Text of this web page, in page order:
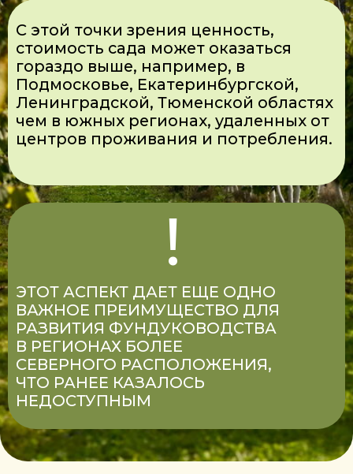
ПОДРОБНЕЕ — «ТРЕБОВАНИЯ К
УЧАСТКУ С ТОЧКИ ЗРЕНИЯ БИЗНЕС-
МОДЕЛИ» (БАЗА ЗНАНИЙ)
КЛЮЧЕВОЕ ВЛИЯНИЕ НА
АГРОТЕХНИКУ ОКАЗЫВАЮТ:
состав почвенных слоёв в
глубина плодородного слоя;
проветриваемость территории.
ОПРЕДЕЛЯЮТ:
необходимость отвода
паводковой воды из низин;
применение глубокого рыхления;
подбор техники, орудий и систем
ухода.
ГЕОЛОГИЧЕСКИЕ И ФИЗИЧЕСКИЕ
ХАРАКТЕРИСТИКИ УЧАСТКА
РЕЛЬЕФ И УКЛОН УЧАСТКА